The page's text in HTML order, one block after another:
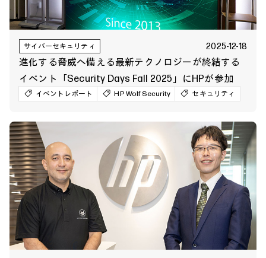
サイバーセキュリティ 2025-12-18
進化する脅威へ備える最新テクノロジーが終結する
イベント「Security Days Fall 2025」にHPが参加
イベントレポート HP Wolf Security セキュリティ